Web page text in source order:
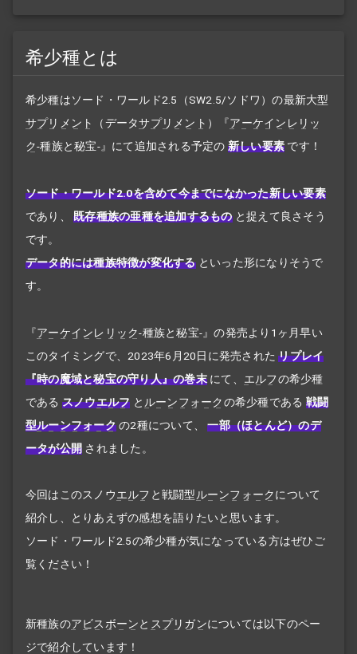
希少種とは
希少種はソード・ワールド2.5（SW2.5/ソドワ）の最新大型
サプリメント
（データサプリメント ）『アーケインレリッ
ク-種族と秘宝-』にて追加される予定の 新しい要素 です！
ソード・ワールド2.0を含めて今までになかった新しい要素
であり、
既存種族の亜種を追加するもの と捉えて良さそう
です。
データ的には種族特徴が変化する といった形になりそうで
す。
『アーケインレリック-種族と秘宝-』の発売より1ヶ月早い
このタイミングで、2023年6月20日に発売された リプレイ
『時の魔域と秘宝の守り人』の巻末 にて、 エルフの希少種
である スノウエルフ と ルーンフォークの希少種である 戦闘
型ルーンフォーク の2種について、
一部（ほとんど）のデ
ータが公開 されました。
今回はこのスノウエルフ と戦闘型ルーンフォークについて
紹介し、とりあえずの感想を語りたいと思います。
ソード・ワールド2.5の希少種が気になっている方はぜひご
覧ください！
新種族のアビスボーンと スプリガンについては以下のペー
ジで紹介しています！